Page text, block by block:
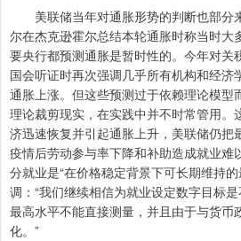
美联储当年对通胀形势的判断也部分
尔在杰克逊霍尔总结本轮通胀时称当时大
要央行都预测通胀是暂时性的。今年对关
国会听证时再次强调几乎所有机构和经济
通胀上涨。但这些预测过于依赖理论模型
理论裁剪现实，在实践中并不时常管用。
济迅速恢复并引起通胀上升，美联储仍把
疫情后劳动参与率下降和补助造成就业难
分就业是“在价格稳定背景下可长期维持
调：“我们继续相信为就业设定数字目标
最高水平不能直接测量，并且由于与货币
化。”